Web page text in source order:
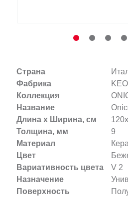
Страна
Фабрика
Коллекция
Название
Длина х Ширина, см
Толщина, мм
9
Материал
Цвет
Вариативность цвета
V 2
Назначение
Поверхность